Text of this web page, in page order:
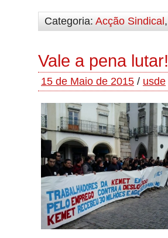
Categoria: Acção Sindical ,
Vale a pena lutar!
15 de Maio de 2015 / usde